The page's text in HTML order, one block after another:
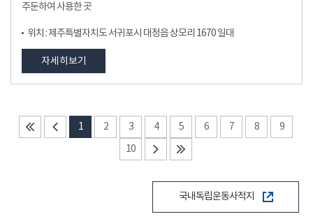
주둔하여 사용한 곳
위치 : 제주특별자치도 서귀포시 대정읍 상모리 1670 일대
자세히보기
1 2 3 4 5 6 7 8
9
10
국내독립운동사적지